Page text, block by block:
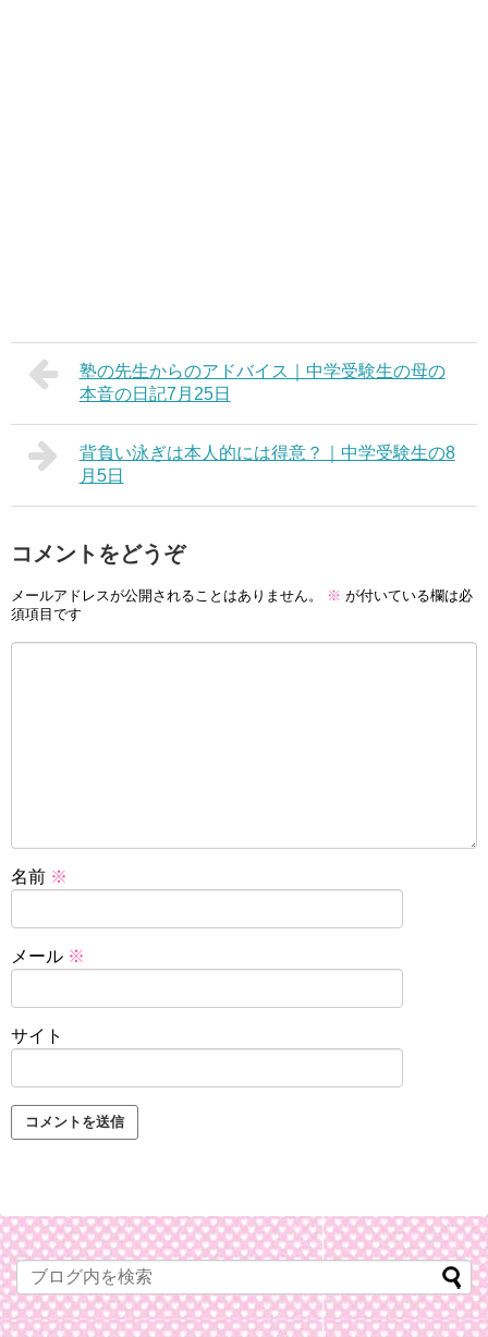
塾の先生からのアドバイス｜中学受験生の母の
本音の日記7月25日
背負い泳ぎは本人的には得意？｜中学受験生の8
月5日
コメントをどうぞ
メールアドレスが公開されることはありません。 ※ が付いている欄は必
須項目です
名前 ※
メール ※
サイト